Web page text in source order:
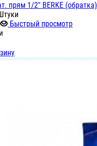
прям 1/2" BERKE (обратка)
Быстрый просмотр